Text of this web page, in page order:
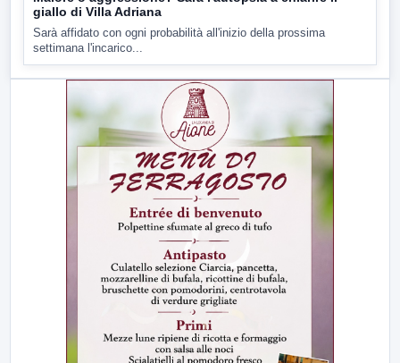
giallo di Villa Adriana
Sarà affidato con ogni probabilità all'inizio della prossima
settimana l'incarico...